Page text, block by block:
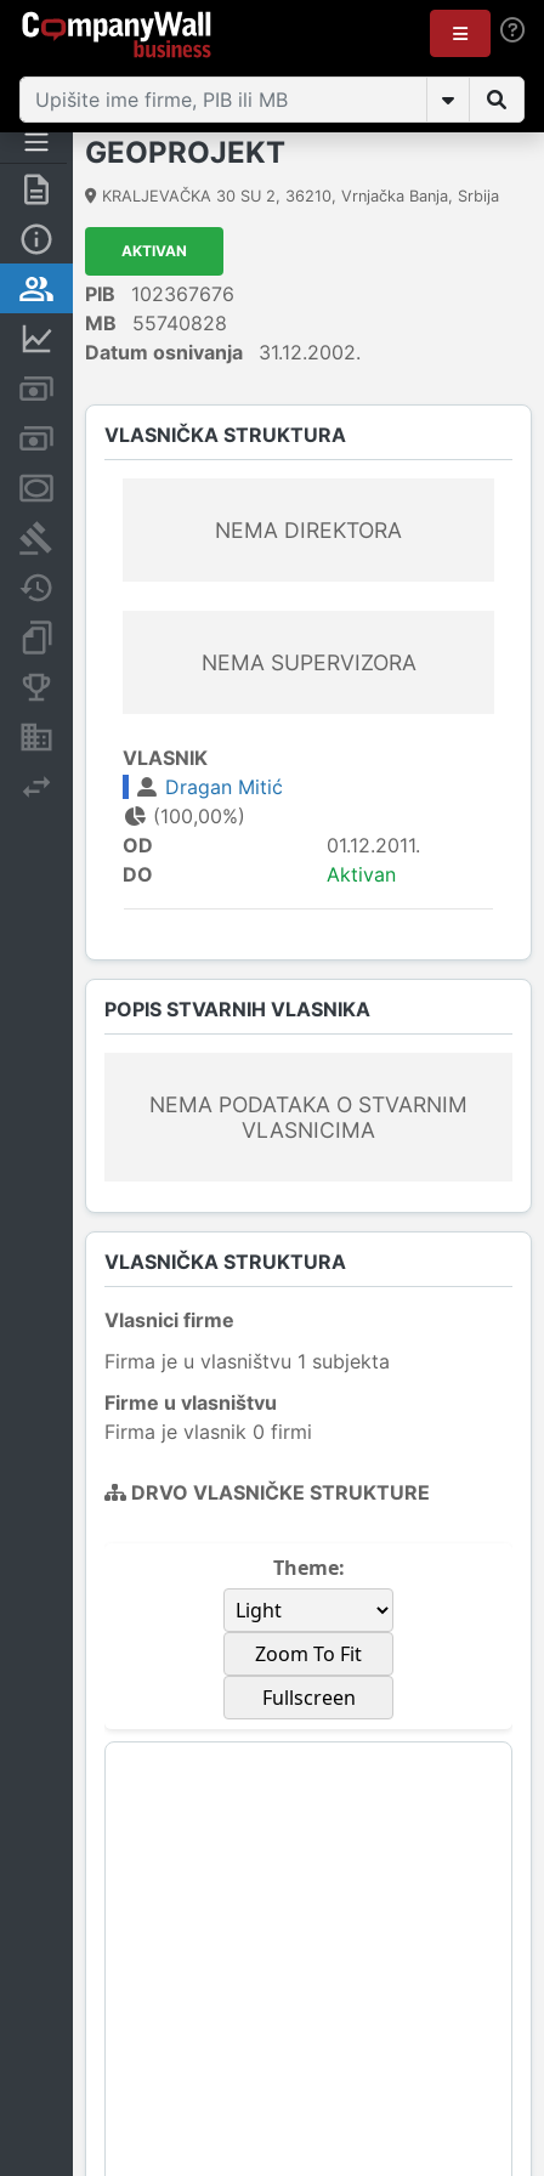
Rezime
Vlasnička struktura
Računi i blokade
GEOPROJEKT
KRALJEVAČKA 30 SU 2, 36210, Vrnjačka Banja, Srbija
AKTIVAN
PIB
102367676
MB
55740828
Datum osnivanja
31.12.2002.
VLASNIČKA STRUKTURA
NEMA DIREKTORA
NEMA SUPERVIZORA
VLASNIK
Dragan Mitić
(100,00%)
OD
01.12.2011.
DO
Aktivan
POPIS STVARNIH VLASNIKA
NEMA PODATAKA O STVARNIM
VLASNICIMA
VLASNIČKA STRUKTURA
Vlasnici firme
Firma je u vlasništvu 1 subjekta
Firme u vlasništvu
Firma je vlasnik 0 firmi
DRVO VLASNIČKE STRUKTURE
Theme:
Zoom To Fit
Fullscreen